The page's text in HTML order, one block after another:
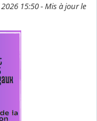
15:50 - Mis à jour le